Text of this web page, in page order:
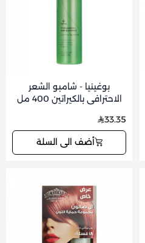
بوغينيا - شامبو الشعر
الاحترافي بالكيراتين 400 مل
33.35
أضف الى السلة